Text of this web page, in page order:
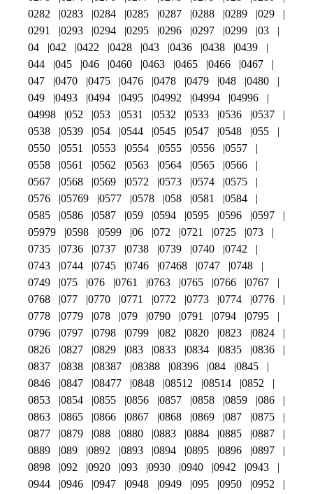
0282
0283 0284 0285 0287 0288 0289
029
0291
0293 0294 0295 0296 0297 0299
03
04
042 0422 0428 043 0436 0438
0439
044
045 046 0460 0463 0465 0466
0467
047
0470 0475 0476 0478 0479 048
0480
049
0493 0494 0495 04992 04994
04996
04998
052 053 0531 0532 0533 0536
0537
0538
0539 054 0544 0545 0547 0548
055
0550
0551 0553 0554 0555 0556
0557
0558
0561 0562 0563 0564 0565
0566
0567
0568 0569 0572 0573 0574
0575
0576
05769 0577 0578 058 0581
0584
0585
0586 0587 059 0594 0595 0596
0597
05979
0598 0599 06 072 0721 0725
073
0735
0736 0737 0738 0739 0740
0742
0743
0744 0745 0746 07468 0747
0748
0749
075 076 0761 0763 0765 0766
0767
0768
077 0770 0771 0772 0773 0774
0776
0778
0779 078 079 0790 0791 0794
0795
0796
0797 0798 0799 082 0820 0823
0824
0826
0827 0829 083 0833 0834 0835
0836
0837
0838 08387 08388 08396 084
0845
0846
0847 08477 0848 08512 08514
0852
0853
0854 0855 0856 0857 0858 0859
086
0863
0865 0866 0867 0868 0869 087
0875
0877
0879 088 0880 0883 0884 0885
0887
0889
089 0892 0893 0894 0895 0896
0897
0898
092 0920 093 0930 0940 0942
0943
0944
0946 0947 0948 0949 095 0950
0952